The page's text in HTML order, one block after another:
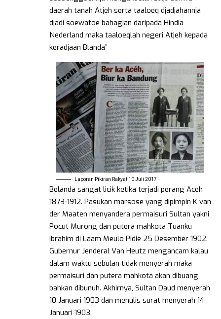
daerah tanah Atjeh serta taaloeq djadjahannja
djadi soewatoe bahagian daripada Hindia
Nederland maka taaloeqlah negeri Atjeh kepada
keradjaan Blanda”
Laporan Pikiran Rakyat 10 Juli 2017
Belanda sangat licik ketika terjadi perang Aceh
1873-1912. Pasukan marsose yang dipimpin K van
der Maaten menyandera permaisuri Sultan yakni
Pocut Murong dan putera mahkota Tuanku
Ibrahim di Laam Meulo Pidie 25 Desember 1902.
Gubernur Jenderal Van Heutz mengancam kalau
dalam waktu sebulan tidak menyerah maka
permaisuri dan putera mahkota akan dibuang
bahkan dibunuh. Akhirnya, Sultan Daud menyerah
10 Januari 1903 dan menulis surat menyerah 14
Januari 1903.